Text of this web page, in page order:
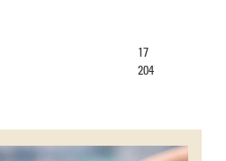
17
204